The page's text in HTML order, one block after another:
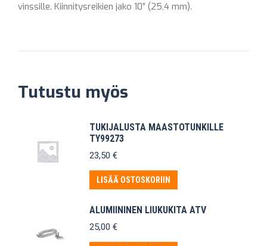
vinssille. Kiinnitysreikien jako 10″ (25,4 mm).
Tutustu myös
TUKIJALUSTA MAASTOTUNKILLE
TY99273
23,50 €
LISÄÄ OSTOSKORIIN
ALUMIININEN LIUKUKITA ATV
25,00 €